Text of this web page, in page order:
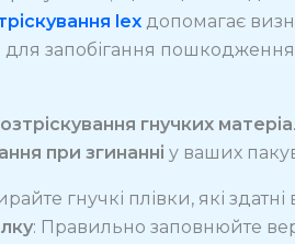
lex допомагає
запобігання
гнучких
при згинанні у ваших
гнучкі плівки, які
: Правильно заповнюйте